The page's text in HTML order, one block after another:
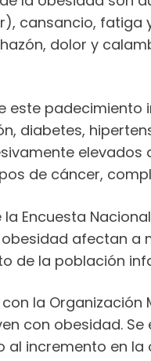
cansancio, fatiga
dolor y
este
diabetes,
de cáncer,
Encuesta
afectan
de la población
la Organización
con obesidad.
al incremento en la